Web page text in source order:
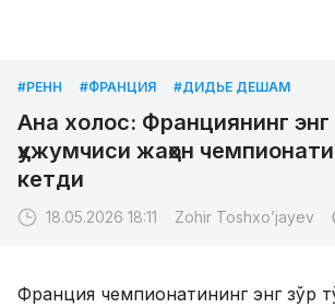
#РЕНН #ФРАНЦИЯ #ДИДЬЕ ДЕШАМ
Ана холос: Франциянинг энг
ҳужумчиси жаҳон
кетди
18.05.2026 18:11 Zohir Toshxo’jayev
Франция чемпионатининг энг зўр